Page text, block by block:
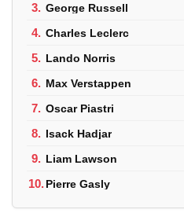
3. George Russell
4. Charles Leclerc
5. Lando Norris
6. Max Verstappen
7. Oscar Piastri
8. Isack Hadjar
9. Liam Lawson
10.Pierre Gasly